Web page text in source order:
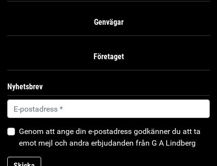
Genvägar
Företaget
Nyhetsbrev
Genom att ange din e-postadress godkänner du att ta
emot mejl och andra erbjudanden från G A Lindberg